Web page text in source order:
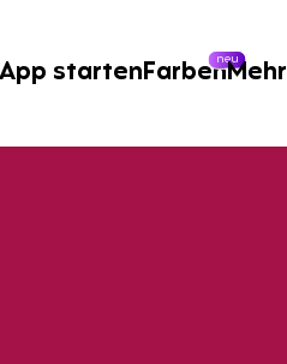
App startenFarbenneuMehr